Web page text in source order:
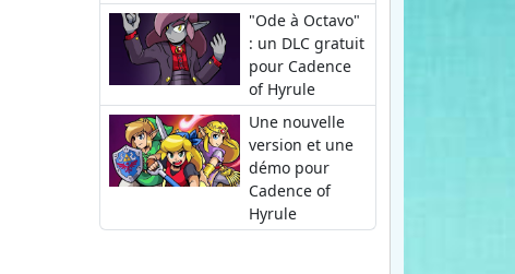
"Ode à Octavo"
: un DLC gratuit
pour Cadence
of Hyrule
Une nouvelle
version et une
démo pour
Cadence of
Hyrule